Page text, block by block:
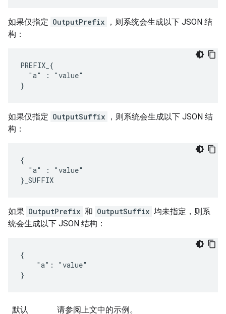
如果仅指定 OutputPrefix
，则系统会生成以下 JSON 结
构：
PREFIX_{
  "a" : "value"
}
如果仅指定 OutputSuffix
，则系统会生成以下 JSON 结
构：
{
  "a" : "value"
}_SUFFIX
如果 OutputPrefix 和 OutputSuffix 均未指定，则系
统会生成以下 JSON 结构：
{
    "a": "value"
}
默认 请参阅上文中的示例。